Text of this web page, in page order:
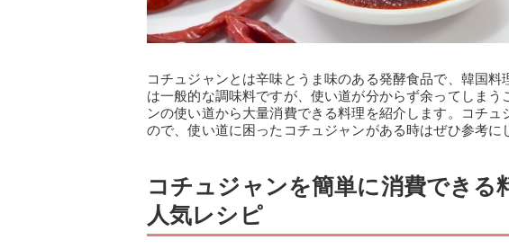
コチュジャンとは辛味とうま味のある発酵食品で、韓国
は一般的な調味料ですが、使い道が分からず余ってしま
ンの使い道から大量消費できる料理を紹介します。コチ
ので、使い道に困ったコチュジャンがある時はぜひ参考に
コチュジャンを簡単に消費できる
人気レシピ